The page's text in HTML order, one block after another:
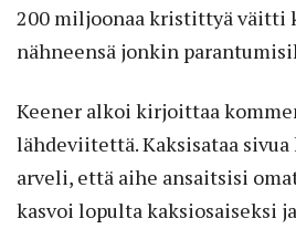
200 miljoonaa kristittyä väitti
nähneensä jonkin
Keener alkoi kirjoittaa
lähdeviitettä. Kaksisataa
arveli, että aihe ansaitsisi
kasvoi lopulta kaksiosaiseksi